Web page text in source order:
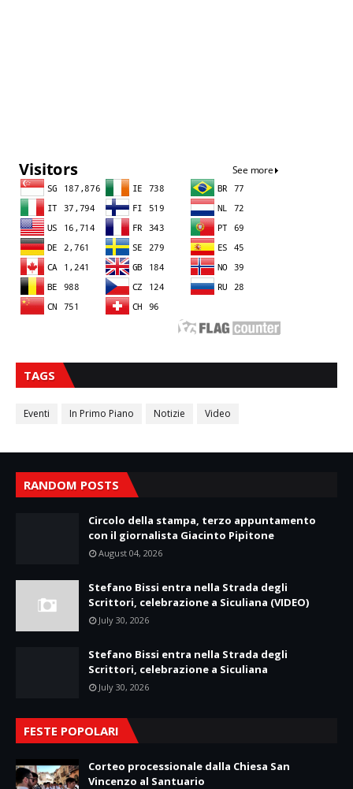
TAGS
Eventi In Primo Piano Notizie Video
RANDOM POSTS
Circolo della stampa, terzo appuntamento
con il giornalista Giacinto Pipitone
August 04, 2026
Stefano Bissi entra nella Strada degli
Scrittori, celebrazione a Siculiana (VIDEO)
July 30, 2026
Stefano Bissi entra nella Strada degli
Scrittori, celebrazione a Siculiana
July 30, 2026
FESTE POPOLARI
Corteo processionale dalla Chiesa San
Vincenzo al Santuario